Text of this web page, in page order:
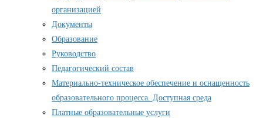
организацией
Документы
Образование
Руководство
Педагогический состав
Материально-техническое обеспечение и оснащенность
образовательного процесса. Доступная среда
Платные образовательные услуги